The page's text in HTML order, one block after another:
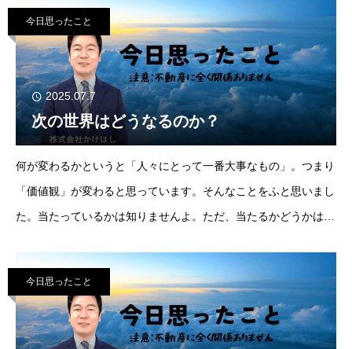
今日思ったこと
2025.07.7
次の世界はどうなるのか？
何が変わるかというと「人々にとって一番大事なもの」。つまり
「価値観」が変わると思っています。そんなことをふと思いまし
た。当たっているかは知りませんよ。ただ、当たるかどうかは別
くこと
今日思ったこと